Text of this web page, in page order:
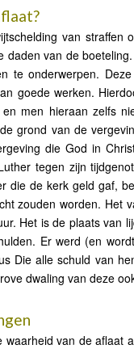
van straffen
daden van de
te onderwerpen.
goede werken.
men hieraan zelfs
grond van de
die God in
tegen zijn
die de kerk geld gaf,
zouden worden. Het
Het is de plaats van
Er werd (en
Die alle schuld van
dwaling van deze
waarheid van de aflaat